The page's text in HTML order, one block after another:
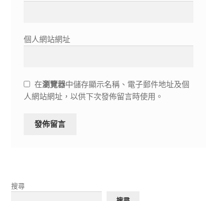
個人網站網址
在瀏覽器中儲存顯示名稱、電子郵件地址及個
人網站網址，以供下次發佈留言時使用。
搜尋